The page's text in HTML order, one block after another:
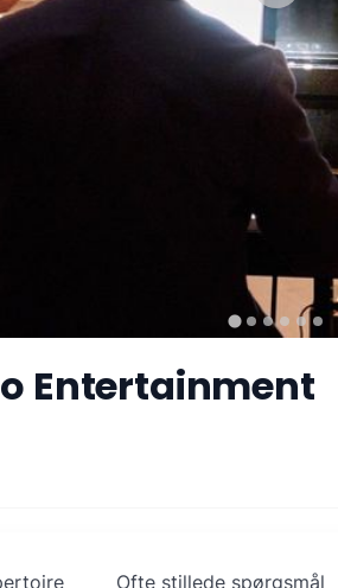
Entertainment
Ofte stillede spørgsmål